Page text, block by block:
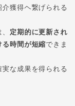
獲得ヘ繋げられる
定期的に更新され
時間が短縮できま
な成果を得られる